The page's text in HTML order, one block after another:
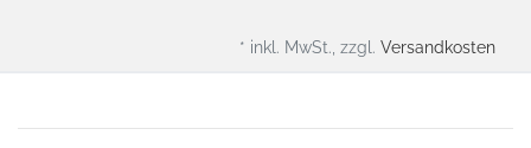
* inkl. MwSt., zzgl. Versandkosten